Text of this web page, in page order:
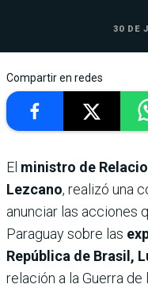
30 DE
Compartir en redes
El ministro de
Lezcano, realizó una
anunciar las acciones
Paraguay sobre las
República de Brasil,
relación a la Guerra de